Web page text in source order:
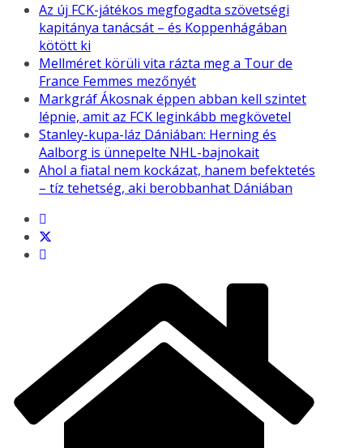
Az új FCK-játékos megfogadta szövetségi
kapitánya tanácsát – és Koppenhágában
kötött ki
Mellméret körüli vita rázta meg a Tour de
France Femmes mezőnyét
Markgráf Ákosnak éppen abban kell szintet
lépnie, amit az FCK leginkább megkövetel
Stanley-kupa-láz Dániában: Herning és
Aalborg is ünnepelte NHL-bajnokait
Ahol a fiatal nem kockázat, hanem befektetés
– tíz tehetség, aki berobbanhat Dániában